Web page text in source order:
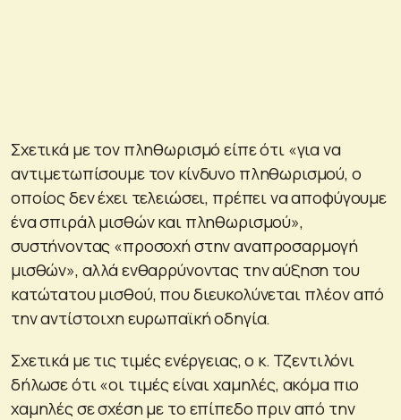
Σχετικά με τον πληθωρισμό είπε ότι «για να
αντιμετωπίσουμε τον κίνδυνο πληθωρισμού, ο
οποίος δεν έχει τελειώσει, πρέπει να αποφύγουμε
ένα σπιράλ μισθών και πληθωρισμού»,
συστήνοντας «προσοχή στην αναπροσαρμογή
μισθών», αλλά ενθαρρύνοντας την αύξηση του
κατώτατου μισθού, που διευκολύνεται πλέον από
την αντίστοιχη ευρωπαϊκή οδηγία.
Σχετικά με τις τιμές ενέργειας, ο κ. Τζεντιλόνι
δήλωσε ότι «οι τιμές είναι χαμηλές, ακόμα πιο
χαμηλές σε σχέση με το επίπεδο πριν από την